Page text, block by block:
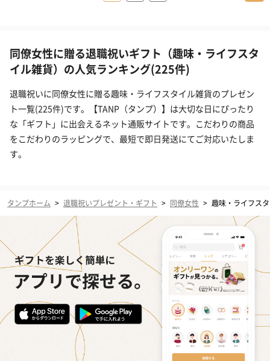
同僚女性に贈る退職祝いギフト（趣味・ライフスタ
イル雑貨）の人気ランキング(225件)
退職祝いに同僚女性に贈る趣味・ライフスタイル雑貨のプレゼン
ト一覧(225件)です。【TANP（タンプ）】は大切な日にぴったり
な「ギフト」に出会えるネット通販サイトです。こだわりの商品
をこだわりのラッピングで、最短で即日発送にてご対応いたしま
す。
タンプホーム > 退職祝いプレゼント・ギフト > 同僚女性 > 趣味・ライフス